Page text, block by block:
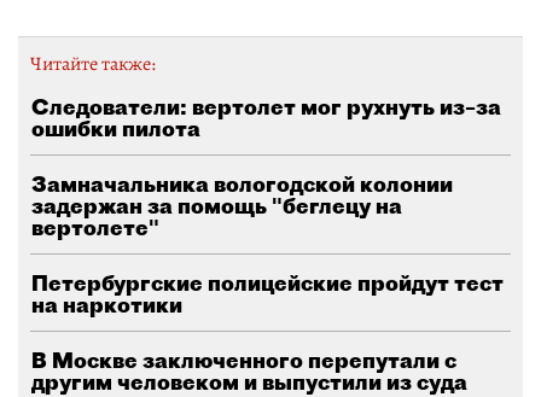
Читайте также:
Следователи: вертолет мог рухнуть из–за
ошибки пилота
Замначальника вологодской колонии
задержан за помощь "беглецу на
вертолете"
Петербургские полицейские пройдут тест
на наркотики
В Москве заключенного перепутали с
другим человеком и выпустили из суда